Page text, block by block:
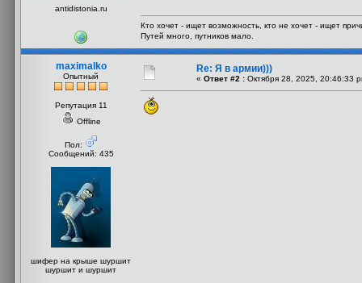
antidistonia.ru
Кто хочет - ищет возможность, кто не хочет - ищет
Путей много, путников мало.
maximalko
Опытный
Репутация 11
Offline
Пол:
Сообщений: 435
шифер на крыше шуршит
шуршит и шуршит
Re: Я в армии)))
« Ответ #2 : Октября 28, 2025, 20:46:33